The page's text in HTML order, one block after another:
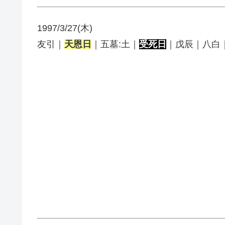
1997/3/27(木)
友引｜ 天恩日 ｜五墓:土｜ 受死日 ｜戊辰｜八白